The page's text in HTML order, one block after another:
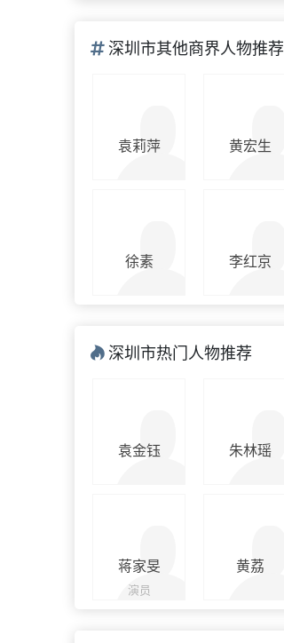
深圳市其他商界人物推荐
袁莉萍 黄宏生
徐素 李红京
深圳市热门人物推荐
袁金钰 朱林瑶
蒋家旻
演员
黄荔